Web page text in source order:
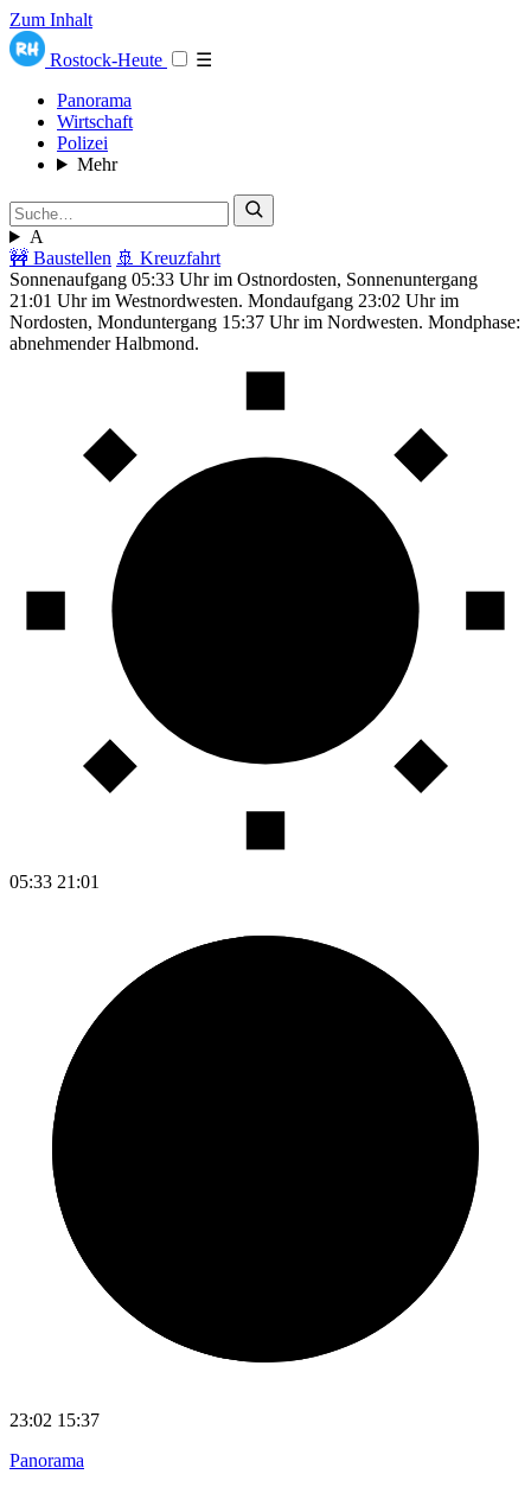
Zum Inhalt
Rostock-Heute
☰
Panorama
Wirtschaft
Polizei
Mehr
A
🚧 Baustellen 🚢 Kreuzfahrt
Sonnenaufgang 05:33 Uhr im Ostnordosten, Sonnenuntergang
21:01 Uhr im Westnordwesten. Mondaufgang 23:02 Uhr im
Nordosten, Monduntergang 15:37 Uhr im Nordwesten. Mondphase:
abnehmender Halbmond.
05:33 21:01
23:02 15:37
Panorama